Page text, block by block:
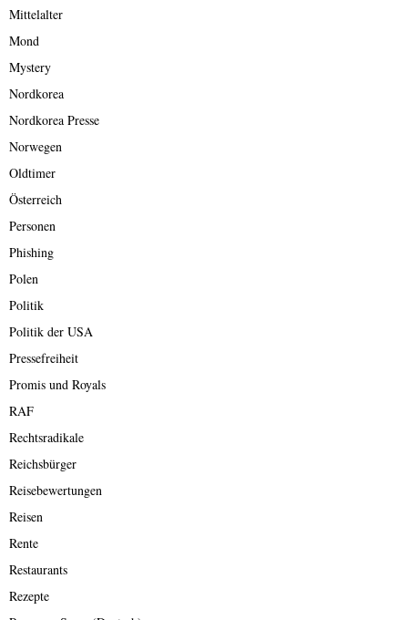
Mittelalter
Mond
Mystery
Nordkorea
Nordkorea Presse
Norwegen
Oldtimer
Österreich
Personen
Phishing
Polen
Politik
Politik der USA
Pressefreiheit
Promis und Royals
RAF
Rechtsradikale
Reichsbürger
Reisebewertungen
Reisen
Rente
Restaurants
Rezepte